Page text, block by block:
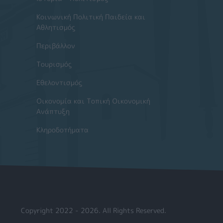
Κοινωνική Πολιτική Παιδεία και
Αθλητισμός
Περιβάλλον
Τουρισμός
Εθελοντισμός
Οικονομία και Τοπική Οικονομική
Ανάπτυξη
Κληροδοτήματα
Copyright 2022 - 2026. All Rights Reserved.